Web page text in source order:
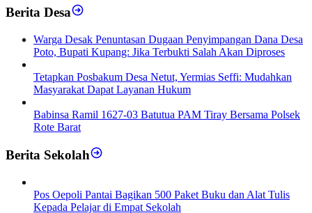
Berita Desa
‎Warga Desak Penuntasan Dugaan Penyimpangan Dana Desa
Poto, Bupati Kupang: Jika Terbukti Salah Akan Diproses
Tetapkan Posbakum Desa Netut, Yermias Seffi: Mudahkan
Masyarakat Dapat Layanan Hukum
Babinsa Ramil 1627-03 Batutua PAM Tiray Bersama Polsek
Rote Barat
Berita Sekolah
Pos Oepoli Pantai Bagikan 500 Paket Buku dan Alat Tulis
Kepada Pelajar di Empat Sekolah